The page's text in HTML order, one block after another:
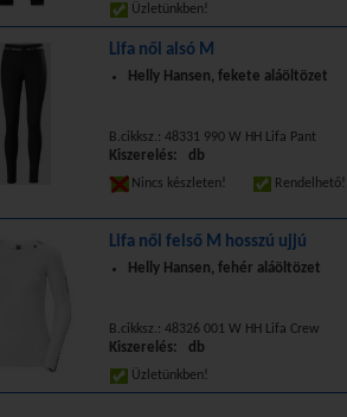
Üzletünkben!
Lifa női alsó M
Helly Hansen, fekete aláöltözet
B.cikksz.: 48331 990 W HH Lifa Pant
Kiszerelés: db
Nincs készleten!
Rendelhető!
Lifa női felső M hosszú ujjú
Helly Hansen, fehér aláöltözet
B.cikksz.: 48326 001 W HH Lifa Crew
Kiszerelés: db
Üzletünkben!